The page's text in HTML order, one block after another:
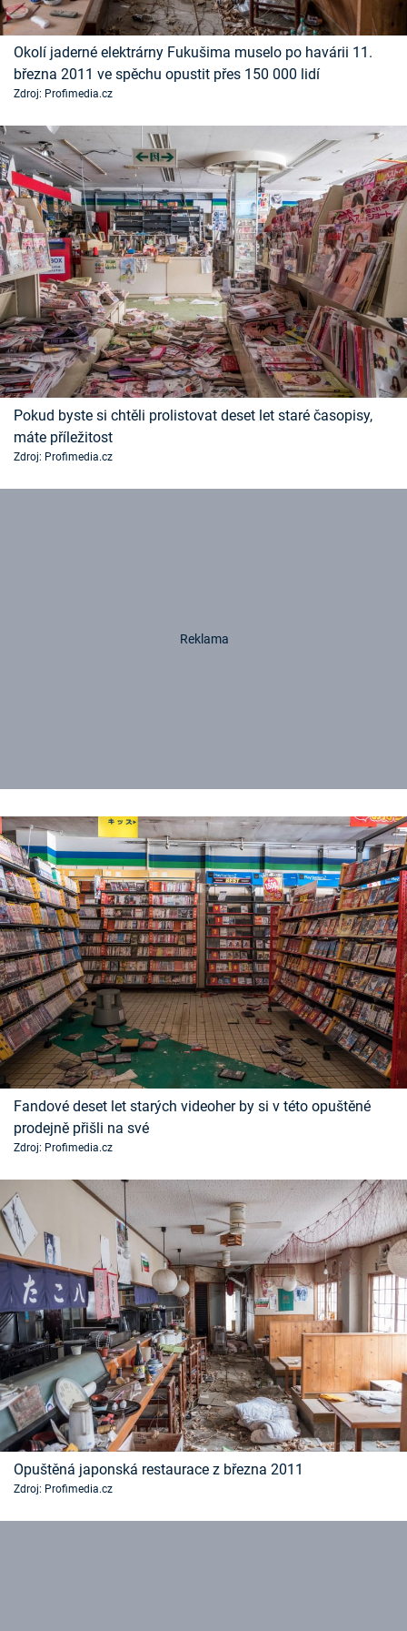
Časopis
Sledujte prima+
Sledujte nás
Okolí jaderné elektrárny Fukušima muselo po havárii 11.
března 2011 ve spěchu opustit přes 150 000 lidí
Zdroj: Profimedia.cz
Pokud byste si chtěli prolistovat deset let staré časopisy,
máte příležitost
Zdroj: Profimedia.cz
Fandové deset let starých videoher by si v této opuštěné
prodejně přišli na své
Zdroj: Profimedia.cz
Opuštěná japonská restaurace z března 2011
Zdroj: Profimedia.cz